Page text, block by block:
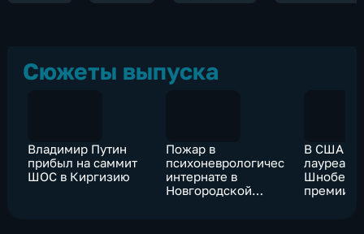
Сюжеты выпуска
Владимир Путин
прибыл на саммит
ШОС в Киргизию
Пожар в
психоневрологическом
интернате в
Новгородской
В США
премии